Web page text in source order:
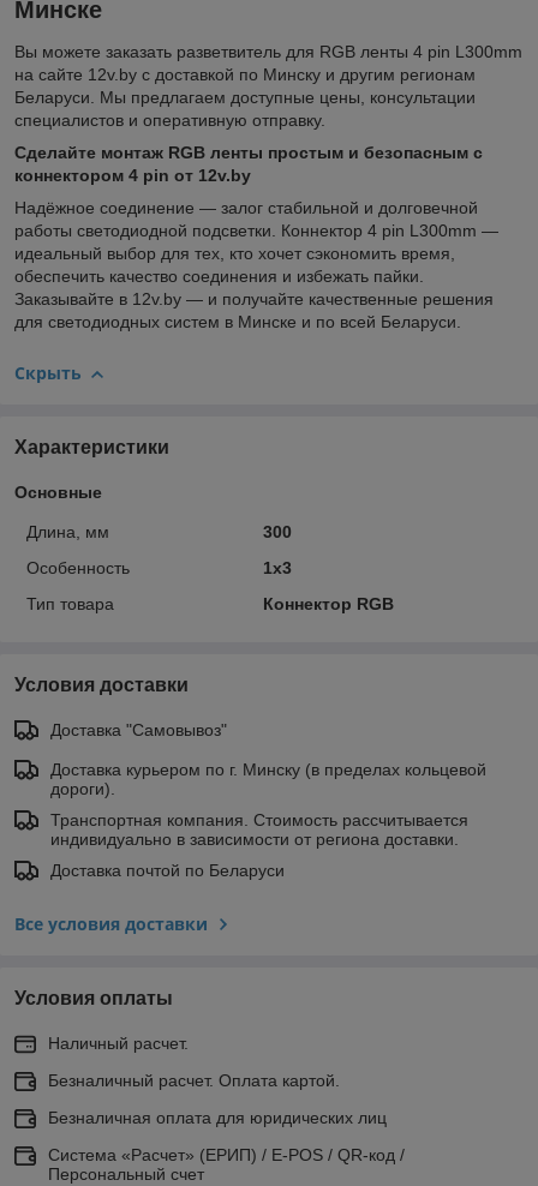
Минске
Вы можете заказать разветвитель для RGB ленты 4 pin L300mm
на сайте 12v.by с доставкой по Минску и другим регионам
Беларуси. Мы предлагаем доступные цены, консультации
специалистов и оперативную отправку.
Сделайте монтаж RGB ленты простым и безопасным с
коннектором 4 pin от 12v.by
Надёжное соединение — залог стабильной и долговечной
работы светодиодной подсветки. Коннектор 4 pin L300mm —
идеальный выбор для тех, кто хочет сэкономить время,
обеспечить качество соединения и избежать пайки.
Заказывайте в 12v.by — и получайте качественные решения
для светодиодных систем в Минске и по всей Беларуси.
Скрыть
Характеристики
Основные
Длина, мм
300
Особенность
1x3
Тип товара
Коннектор RGB
Условия доставки
Доставка "Самовывоз"
Доставка курьером по г. Минску (в пределах кольцевой
дороги).
Транспортная компания. Стоимость рассчитывается
индивидуально в зависимости от региона доставки.
Доставка почтой по Беларуси
Все условия доставки
Условия оплаты
Наличный расчет.
Безналичный расчет. Оплата картой.
Безналичная оплата для юридических лиц
Система «Расчет» (ЕРИП) / E-POS / QR-код /
Персональный счет